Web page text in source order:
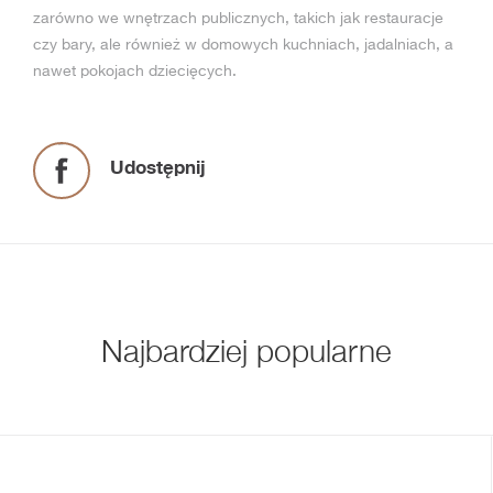
zarówno we wnętrzach publicznych, takich jak restauracje
czy bary, ale również w domowych kuchniach, jadalniach, a
nawet pokojach dziecięcych.
Udostępnij
Najbardziej popularne